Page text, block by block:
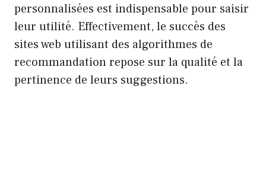
personnalisées est indispensable pour saisir
leur utilité. Effectivement, le succès des
sites web utilisant des algorithmes de
recommandation repose sur la qualité et la
pertinence de leurs suggestions.